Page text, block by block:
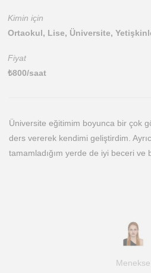
Kimin için
Ortaokul, Lise, Üniversite,
Fiyat
₺800/saat
Üniversite eğitimim boyunca bir çok
ders vererek kendimi geliştirdim.
tamamladığım yerde de iyi beceri ve
Menekse